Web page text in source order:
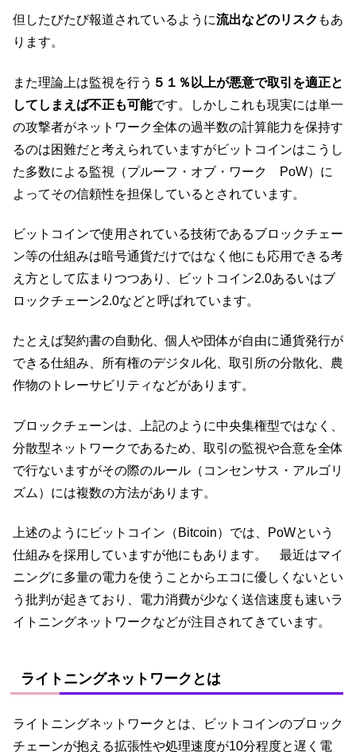
但したびたび報道されているように流出などのリスク もあ
ります。
また理論上は監視を行う ５１％以上が悪意で取引を適正と
してしまえば不正も可能です。しかしこれも現実には単一
の攻撃者がネットワーク全体の過半数の計算能力を保持す
るのは困難だと考えられていますがビットコインはこうし
た多数による監視（プルーフ・オブ・ワーク PoW）に
よってその信頼性を担保しているとされています。
ビットコインで使用されている技術であるブロックチェー
ン等の仕組みは暗号通貨だけではなく他にも応用できる考
え方として広まりつつあり、ビットコイン2.0あるいはブ
ロックチェーン2.0などと呼ばれています。
たとえば契約書の自動化、個人や団体が自由に通貨発行が
できる仕組み、所有権のデジタル化、取引所の分散化、農
作物のトレーサビリティなどがあります。
ブロックチェーンは、上記のように中央集権型ではなく、
分散型ネットワークであるため、取引の監視や合意を全体
で行ないますがその際のルール（コンセンサス・アルゴリ
ズム）には複数の方法があります。
上述のようにビットコイン（Bitcoin）では、PoWという
仕組みを採用していますが他にもあります。 最近はマイ
ニングに多量の電力を使うことからエコに優しくないとい
う批判が起きており、電力消費が少なく送信速度も速いラ
イトニングネットワークなどが注目されてきています。
ライトニングネットワークとは
ライトニングネットワークとは、ビットコインのブロック
チェーンが抱える拡張性や処理速度が10分程度と遅く電